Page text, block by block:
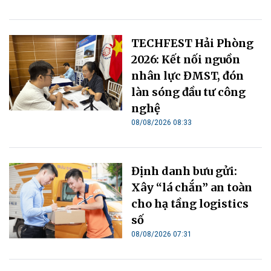
TECHFEST Hải Phòng
2026: Kết nối nguồn
nhân lực ĐMST, đón
làn sóng đầu tư công
nghệ
08/08/2026 08:33
Định danh bưu gửi:
Xây “lá chắn” an toàn
cho hạ tầng logistics
số
08/08/2026 07:31